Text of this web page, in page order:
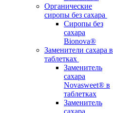
Органические
сиропы без сахара
Сиропы без
сахара
Bionova®
Заменители сахара в
таблетках
Заменитель
сахара
Novasweet® в
таблетках
Заменитель
сахара